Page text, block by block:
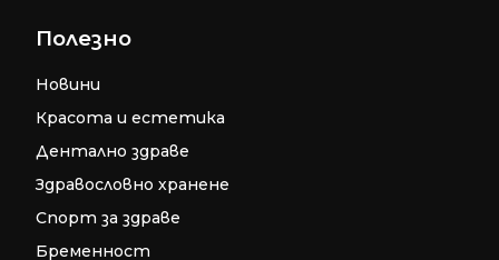
Полезно
Новини
Красота и естетика
Дентално здраве
Здравословно хранене
Спорт за здраве
Бременност